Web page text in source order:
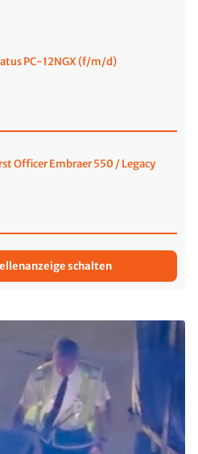
PC-12NGX (f/m/d)
Officer Embraer 550 / Legacy
schalten